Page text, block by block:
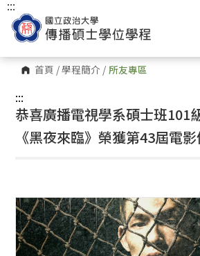
首頁 /學程簡介 / 所友專區
:::
:::
恭喜廣播電視學系碩士班101
《黑夜來臨》榮獲第43屆電